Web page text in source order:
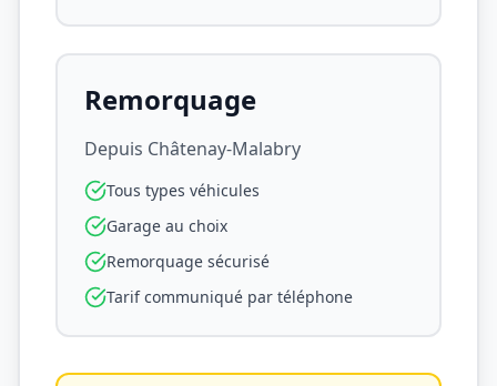
Remorquage
Depuis Châtenay-Malabry
Tous types véhicules
Garage au choix
Remorquage sécurisé
Tarif communiqué par téléphone